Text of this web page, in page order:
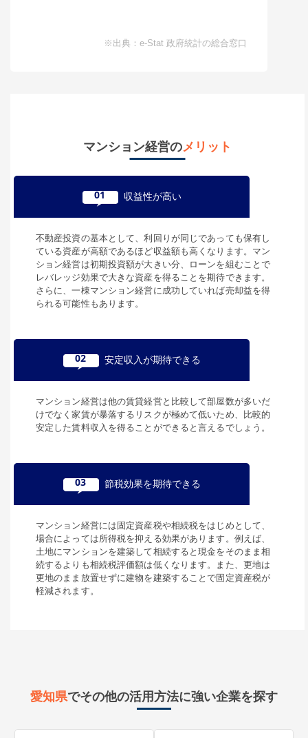
※出典：e-Stat 政府統計の総合窓口
マンション経営のメリット
01 収益性が高い
不動産投資の基本として、利回りが同じであっても保有し
ている資産が高額であるほど収益額も高くなります。マン
ション経営は初期投資額が大きい分、ローンを組むことで
レバレッジ効果で大きな資産を得ることを期待できます。
さらに、一棟マンション経営に成功していれば売却益を得
られる可能性もあります。
02 安定収入が期待できる
マンション経営は他の賃貸経営と比較して部屋数が多いだ
けでなく家賃が暴落するリスクが極めて低いため、比較的
安定した賃料収入を得ることができると言えるでしょう。
03 節税効果を期待できる
マンション経営には固定資産税や相続税をはじめとして、
場合によっては所得税を抑える効果があります。例えば、
土地にマンションを建築して相続すると現金をそのまま相
続するよりも相続税評価額は低くなります。また、更地は
更地のまま放置せずに建物を建築することで固定資産税が
軽減されます。
愛知県でその他の活用方法に強い企業を探す